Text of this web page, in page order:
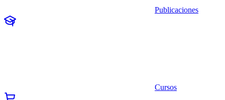
Publicaciones
Cursos